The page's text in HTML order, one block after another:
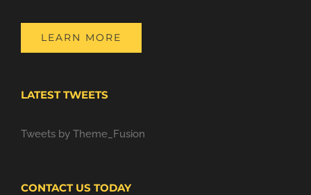
LEARN MORE
LATEST TWEETS
Tweets by Theme_Fusion
CONTACT US TODAY